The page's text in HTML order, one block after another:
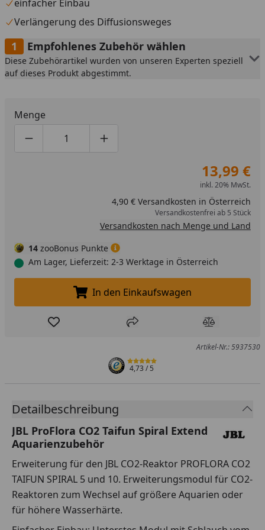
einfacher Einbau
Verlängerung des Diffusionsweges
Empfohlenes Zubehör wählen
Diese Zubehörartikel wurden von unseren Experten speziell
auf dieses Produkt abgestimmt.
Menge
Produktmenge um eins verringern
Produktmenge manuell eingeben
Produktmenge um eins erhöhen
13,99 €
inkl. 20% MwSt.
4,90 € Versandkosten in Österreich
Versandkostenfrei ab 5 Stück
Versandkosten nach Menge und Land
14 zooBonus Punkte
Am Lager, Lieferzeit: 2-3 Werktage in Österreich
In den Einkaufswagen legen
In den Einkaufswagen
Produkt zur Wunschliste hinzufügen
Teilen Produkt
Artikel-Nr.: 5937530
4,73/ 5
Detailbeschreibung
JBL ProFlora CO2 Taifun Spiral Extend
Aquarienzubehör
Erweiterung für den JBL CO2-Reaktor PROFLORA CO2
TAIFUN SPIRAL 5 und 10. Erweiterungsmodul für CO2-
Reaktoren zum Wechsel auf größere Aquarien oder
für höhere Wasserhärte.